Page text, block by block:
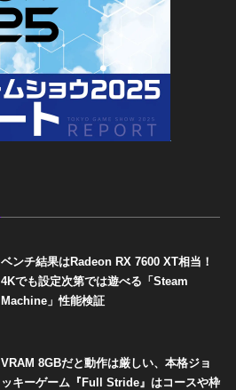
ベンチ結果はRadeon RX 7600 XT相当！
4Kでも設定次第では遊べる「Steam
Machine」性能検証
VRAM 8GBだと動作は厳しい、本格ジョ
ッキーゲーム『Full Stride』はコースや枠